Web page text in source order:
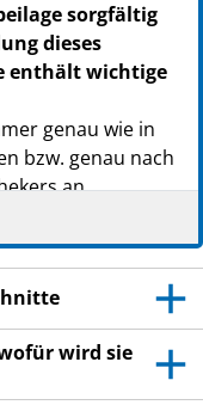
sorgfältig
dieses
enthält wichtige
genau wie in
bzw. genau nach
an.
auf. Vielleicht
lesen.
Sie weitere
wenden Sie
Dies gilt auch
wird sie